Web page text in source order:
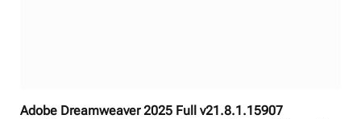
Adobe Dreamweaver 2025 Full v21.8.1.15907